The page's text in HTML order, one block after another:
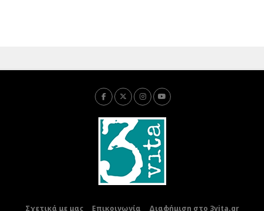
Σχετικά με μας Επικοινωνία Διαφήμιση στο 3vita.gr